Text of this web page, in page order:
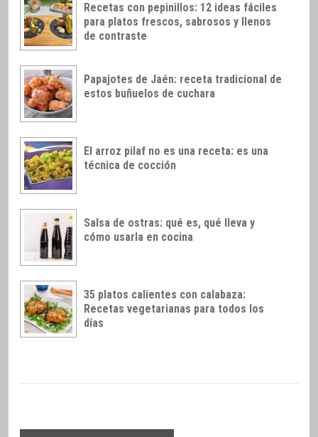
Recetas con pepinillos: 12 ideas fáciles
para platos frescos, sabrosos y llenos
de contraste
Papajotes de Jaén: receta tradicional de
estos buñuelos de cuchara
El arroz pilaf no es una receta: es una
técnica de cocción
Salsa de ostras: qué es, qué lleva y
cómo usarla en cocina
35 platos calientes con calabaza:
Recetas vegetarianas para todos los
días